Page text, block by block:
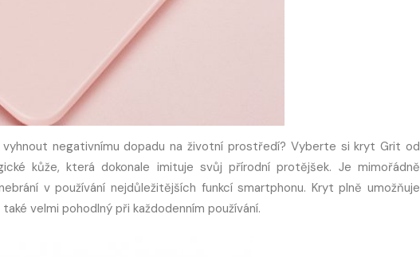
negativnímu dopadu na životní prostředí? Vyberte si kryt Grit od
kůže, která dokonale imituje svůj přírodní protějšek. Je mimořádně
v používání nejdůležitějších funkcí smartphonu. Kryt plně umožňuje
velmi pohodlný při každodenním používání.